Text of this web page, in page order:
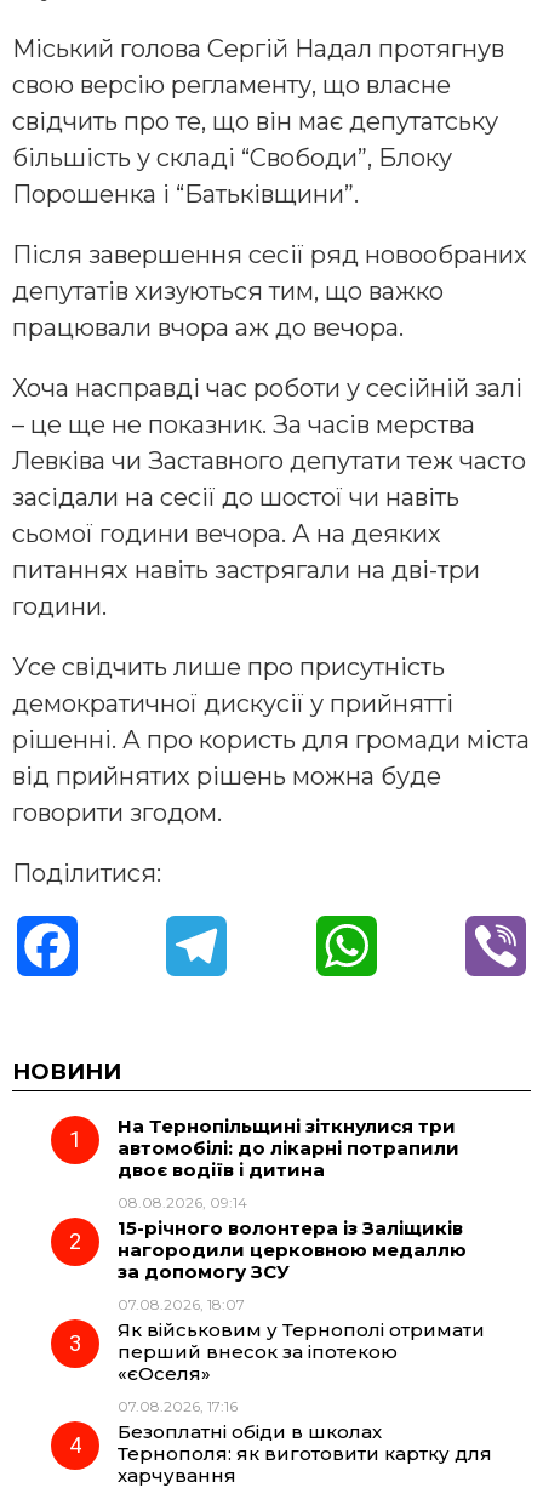
Міський голова Сергій Надал протягнув
свою версію регламенту, що власне
свідчить про те, що він має депутатську
більшість у складі “Свободи”, Блоку
Порошенка і “Батьківщини”.
Після завершення сесії ряд новообраних
депутатів хизуються тим, що важко
працювали вчора аж до вечора.
Хоча насправді час роботи у сесійній залі
– це ще не показник. За часів мерства
Левківа чи Заставного депутати теж часто
засідали на сесії до шостої чи навіть
сьомої години вечора. А на деяких
питаннях навіть застрягали на дві-три
години.
Усе свідчить лише про присутність
демократичної дискусії у прийнятті
рішенні. А про користь для громади міста
від прийнятих рішень можна буде
говорити згодом.
Поділитися:
c
e
o
k
e
r
a
t
A
НОВИНИ
На Тернопільщині зіткнулися три
автомобілі: до лікарні потрапили
двоє водіїв і дитина
08.08.2026, 09:14
15-річного волонтера із Заліщиків
нагородили церковною медаллю
за допомогу ЗСУ
07.08.2026, 18:07
Як військовим у Тернополі отримати
перший внесок за іпотекою
«єОселя»
07.08.2026, 17:16
Безоплатні обіди в школах
Тернополя: як виготовити картку для
харчування